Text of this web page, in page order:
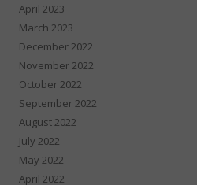
April 2023
March 2023
December 2022
November 2022
October 2022
September 2022
August 2022
July 2022
May 2022
April 2022